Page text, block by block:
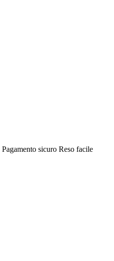
Pagamento sicuro Reso facile